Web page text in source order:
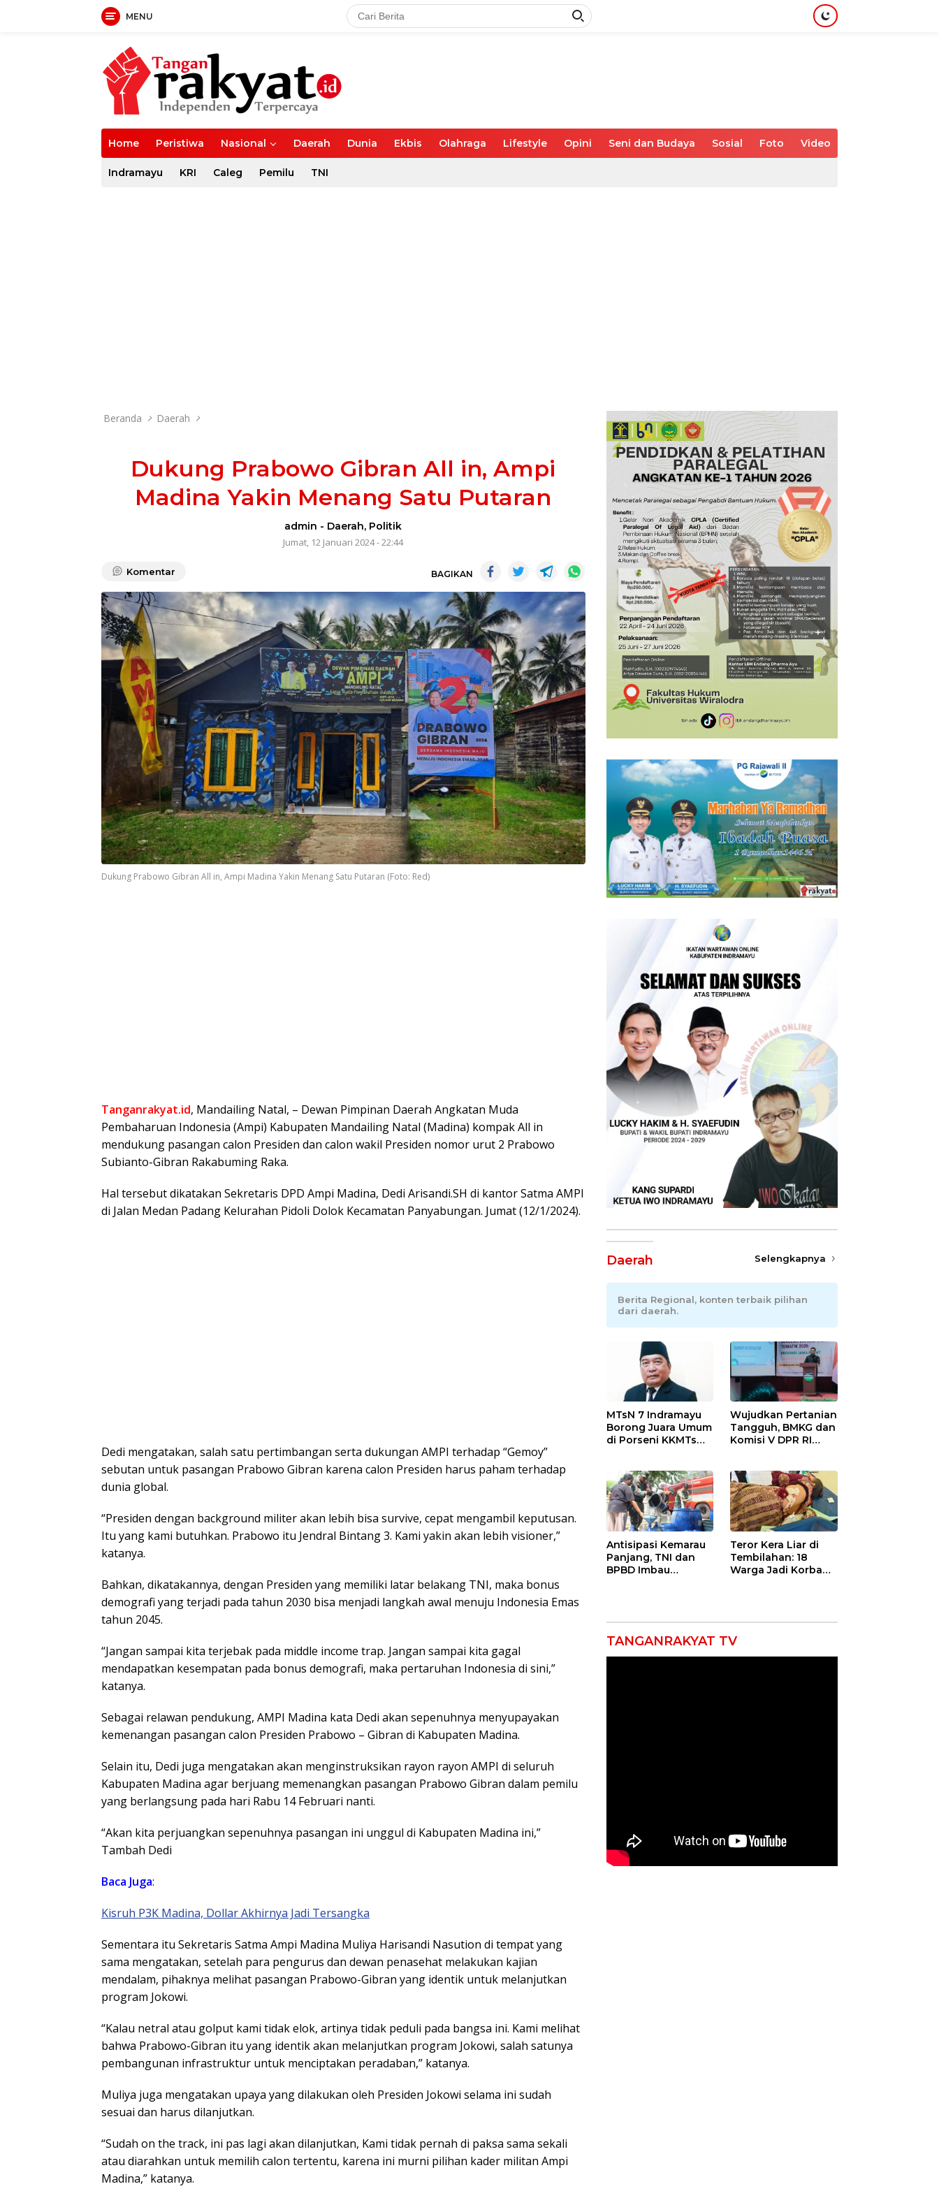
MENU
Home Peristiwa Nasional Daerah Dunia Ekbis Olahraga Lifestyle Opini Seni dan Budaya Sosial Foto Video
Indramayu KRI Caleg Pemilu TNI
Beranda Daerah
Dukung Prabowo Gibran All in, Ampi
Madina Yakin Menang Satu Putaran
admin - Daerah, Politik
Jumat, 12 Januari 2024 - 22:44
Komentar BAGIKAN
Dukung Prabowo Gibran All in, Ampi Madina Yakin Menang Satu Putaran (Foto: Red)
Tanganrakyat.id, Mandailing Natal, – Dewan Pimpinan Daerah Angkatan Muda
Pembaharuan Indonesia (Ampi) Kabupaten Mandailing Natal (Madina) kompak All in
mendukung pasangan calon Presiden dan calon wakil Presiden nomor urut 2 Prabowo
Subianto-Gibran Rakabuming Raka.
Hal tersebut dikatakan Sekretaris DPD Ampi Madina, Dedi Arisandi.SH di kantor Satma AMPI
di Jalan Medan Padang Kelurahan Pidoli Dolok Kecamatan Panyabungan. Jumat (12/1/2024).
Dedi mengatakan, salah satu pertimbangan serta dukungan AMPI terhadap “Gemoy”
sebutan untuk pasangan Prabowo Gibran karena calon Presiden harus paham terhadap
dunia global.
“Presiden dengan background militer akan lebih bisa survive, cepat mengambil keputusan.
Itu yang kami butuhkan. Prabowo itu Jendral Bintang 3. Kami yakin akan lebih visioner,”
katanya.
Bahkan, dikatakannya, dengan Presiden yang memiliki latar belakang TNI, maka bonus
demografi yang terjadi pada tahun 2030 bisa menjadi langkah awal menuju Indonesia Emas
tahun 2045.
“Jangan sampai kita terjebak pada middle income trap. Jangan sampai kita gagal
mendapatkan kesempatan pada bonus demografi, maka pertaruhan Indonesia di sini,”
katanya.
Sebagai relawan pendukung, AMPI Madina kata Dedi akan sepenuhnya menyupayakan
kemenangan pasangan calon Presiden Prabowo – Gibran di Kabupaten Madina.
Selain itu, Dedi juga mengatakan akan menginstruksikan rayon rayon AMPI di seluruh
Kabupaten Madina agar berjuang memenangkan pasangan Prabowo Gibran dalam pemilu
yang berlangsung pada hari Rabu 14 Februari nanti.
“Akan kita perjuangkan sepenuhnya pasangan ini unggul di Kabupaten Madina ini,”
Tambah Dedi
Baca Juga:
Kisruh P3K Madina, Dollar Akhirnya Jadi Tersangka
Sementara itu Sekretaris Satma Ampi Madina Muliya Harisandi Nasution di tempat yang
sama mengatakan, setelah para pengurus dan dewan penasehat melakukan kajian
mendalam, pihaknya melihat pasangan Prabowo-Gibran yang identik untuk melanjutkan
program Jokowi.
“Kalau netral atau golput kami tidak elok, artinya tidak peduli pada bangsa ini. Kami melihat
bahwa Prabowo-Gibran itu yang identik akan melanjutkan program Jokowi, salah satunya
pembangunan infrastruktur untuk menciptakan peradaban,” katanya.
Muliya juga mengatakan upaya yang dilakukan oleh Presiden Jokowi selama ini sudah
sesuai dan harus dilanjutkan.
“Sudah on the track, ini pas lagi akan dilanjutkan, Kami tidak pernah di paksa sama sekali
atau diarahkan untuk memilih calon tertentu, karena ini murni pilihan kader militan Ampi
Madina,” katanya.
Daerah Selengkapnya
Berita Regional, konten terbaik pilihan
dari daerah.
MTsN 7 Indramayu
Borong Juara Umum
di Porseni KKMTs
Wujudkan Pertanian
Tangguh, BMKG dan
Komisi V DPR RI
Sekolah Lapang
Iklim
Antisipasi Kemarau
Panjang, TNI dan
BPBD Imbau
Teror Kera Liar di
Tembilahan: 18
Warga Jadi Korban
TANGANRAKYAT TV